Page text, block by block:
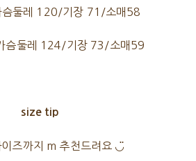
슴둘레 120/기장 71/소매58
슴둘레 124/기장 73/소매59
size tip
즈까지 m 추천드려요 ◡̈